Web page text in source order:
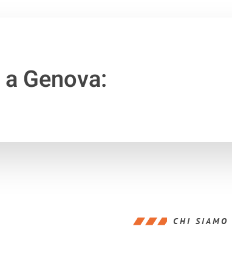
a Genova:
CHI SIAMO